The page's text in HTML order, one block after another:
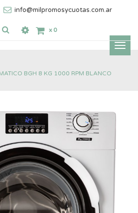
info@milpromosycuotas.com.ar
x 0
BGH 8 KG 1000 RPM BLANCO